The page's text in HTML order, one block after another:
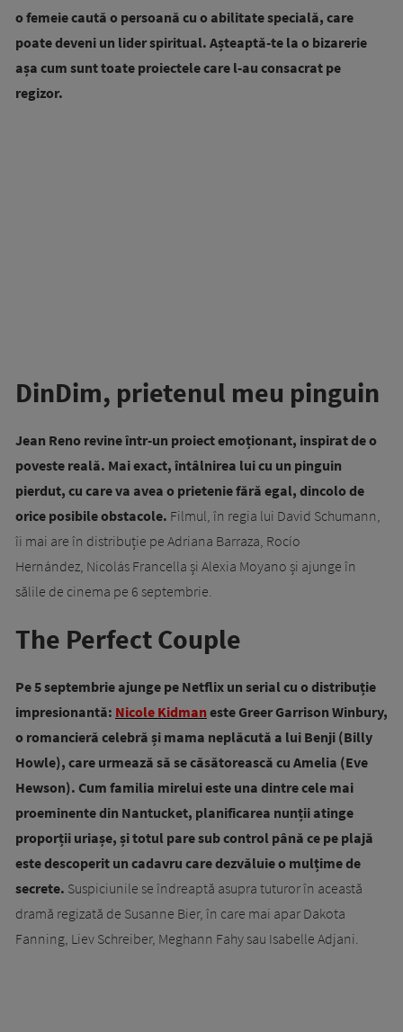
o femeie caută o persoană cu o abilitate specială, care
poate deveni un lider spiritual. Așteaptă-te la o bizarerie
așa cum sunt toate proiectele care l-au consacrat pe
regizor.
DinDim, prietenul meu pinguin
Jean Reno revine într-un proiect emoționant, inspirat de o
poveste reală. Mai exact, întâlnirea lui cu un pinguin
pierdut, cu care va avea o prietenie fără egal, dincolo de
orice posibile obstacole. Filmul, în regia lui David Schumann,
îi mai are în distribuție pe Adriana Barraza, Rocío
Hernández, Nicolás Francella și Alexia Moyano și ajunge în
sălile de cinema pe 6 septembrie.
The Perfect Couple
Pe 5 septembrie ajunge pe Netflix un serial cu o distribuție
impresionantă: Nicole Kidmaneste Greer Garrison Winbury,
o romancieră celebră și mama neplăcută a lui Benji (Billy
Howle), care urmează să se căsătorească cu Amelia (Eve
Hewson). Cum familia mirelui este una dintre cele mai
proeminente din Nantucket, planificarea nunții atinge
proporții uriașe, și totul pare sub control până ce pe plajă
este descoperit un cadavru care dezvăluie o mulțime de
secrete. Suspiciunile se îndreaptă asupra tuturor în această
dramă regizată de Susanne Bier, în care mai apar Dakota
Fanning, Liev Schreiber, Meghann Fahy sau Isabelle Adjani.